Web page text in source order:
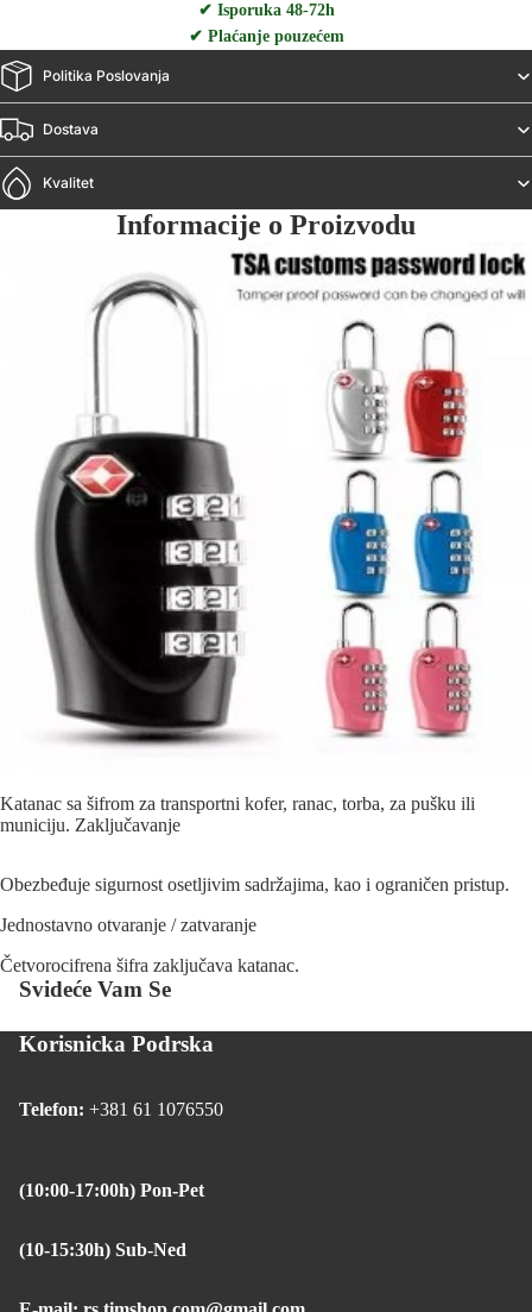
✔ Isporuka 48-72h
✔ Plaćanje pouzećem
Politika Poslovanja
Dostava
Kvalitet
Informacije o Proizvodu
Katanac sa šifrom za transportni kofer, ranac, torba, za pušku ili
municiju. Zaključavanje
Obezbeđuje sigurnost osetljivim sadržajima, kao i ograničen pristup.
Jednostavno otvaranje / zatvaranje
Četvorocifrena šifra zaključava katanac.
Svideće Vam Se
Korisnicka Podrska
Telefon: +381 61 1076550
(10:00-17:00h) Pon-Pet
(10-15:30h) Sub-Ned